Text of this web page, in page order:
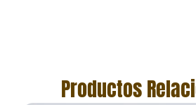
Productos